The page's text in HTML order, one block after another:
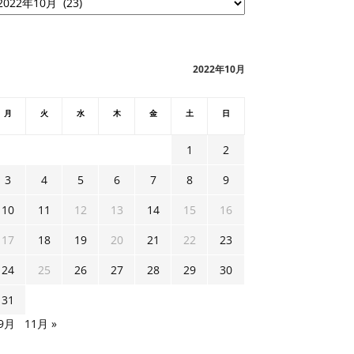
2022年10月
月 火 水 木 金 土 日
1
2
3
4 5 6 7 8
9
10
11 12 13 14 15
16
17
18 19 20 21 22
23
24
25 26 27 28 29
30
31
月
11月 »